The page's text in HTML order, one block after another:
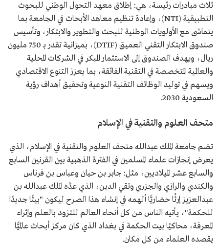
ثلاث مبادرات رئيسة، هي: إطلاق معهد التحول الوطني للبحوث
التطبيقية (NTI)، وإعادة تنظيم معاهد الأبحاث في الجامعة بما
يتماشى مع الأولويات الوطنية للبحث والتطوير والابتكار، وتأسيس
صندوق الابتكار التقني العميق (DTIF)، بميزانية تقدر بـ 750 مليون
ريال، ويهدف الصندوق إلى الاستثمار المبكر في الشركات المحلية
والعالمية المتخصصة في التقنية الفائقة، بما يعزز التنوع الاقتصادي
ويسهم في توليد الوظائف التقنية النوعية وتحقيق أهداف رؤية
السعودية 2030.
متحف العلوم والتقنية في الإسلام
تضم جامعة الملك عبدالله متحف العلوم والتقنية في الإسلام، الذي
يعرض إنجازات علماء المسلمين في الفترة الذهبية بين القرنين السابع
والسابع عشر الميلاديين، مثل: جابر بن حيان وعباس بن فرناس
والكندي والرازي والجزري وتقي الدين، الذي عدَّه الملك عبدالله بن
عبدالعزيز إرثًا حضاريًّا ألهمه في إنشاء هذا الصرح ليكون "بيتًا جديدًا
للحكمة"، يأتيه الناس من كل أنحاء العالم للتزود بالعلم وإثراء
المعرفة، محاكيًا بيت الحكمة في بغداد الذي كان مركز أبحاث عالميًّا
يقصده العلماء من كل مكان.